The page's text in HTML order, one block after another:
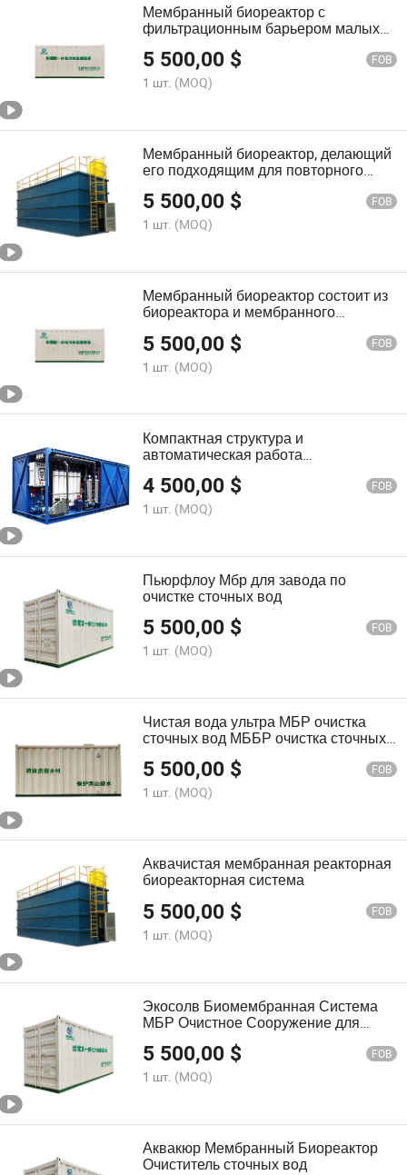
Мембранный биореактор с
фильтрационным барьером малых
пор для разделения других частиц
5 500,00 $ FOB
1 шт. (MOQ)
Мембранный биореактор, делающий
его подходящим для повторного
использования в различных
приложениях
5 500,00 $ FOB
1 шт. (MOQ)
Мембранный биореактор состоит из
биореактора и мембранного
5 500,00 $ FOB
1 шт. (MOQ)
Компактная структура и
автоматическая работа
мембранного биореактора для
очистки сточных вод на
промышленных предприятиях
4 500,00 $ FOB
1 шт. (MOQ)
Пьюрфлоу Мбр для завода по
очистке сточных вод
5 500,00 $ FOB
1 шт. (MOQ)
Чистая вода ультра МБР очистка
сточных вод МББР очистка сточных
5 500,00 $ FOB
1 шт. (MOQ)
Аквачистая мембранная реакторная
биореакторная система
5 500,00 $ FOB
1 шт. (MOQ)
Экосолв Биомембранная Система
МБР Очистное Сооружение для
5 500,00 $ FOB
1 шт. (MOQ)
Аквакюр Мембранный Биореактор
Очиститель сточных вод